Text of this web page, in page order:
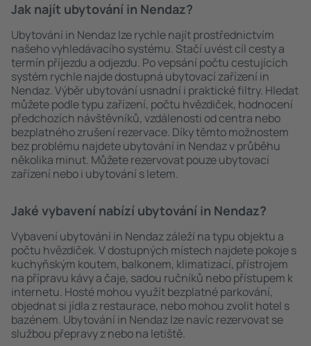
Jak najít ubytování in Nendaz?
Ubytování in Nendaz lze rychle najít prostřednictvím
našeho vyhledávacího systému. Stačí uvést cíl cesty a
termín příjezdu a odjezdu. Po vepsání počtu cestujících
systém rychle najde dostupná ubytovací zařízení in
Nendaz. Výběr ubytování usnadní i praktické filtry. Hledat
můžete podle typu zařízení, počtu hvězdiček, hodnocení
předchozích návštěvníků, vzdálenosti od centra nebo
bezplatného zrušení rezervace. Díky těmto možnostem
bez problému najdete ubytování in Nendaz v průběhu
několika minut. Můžete rezervovat pouze ubytovací
zařízení nebo i ubytování s letem.
Jaké vybavení nabízí ubytování in Nendaz?
Vybavení ubytování in Nendaz záleží na typu objektu a
počtu hvězdiček. V dostupných místech najdete pokoje s
kuchyňským koutem, balkonem, klimatizací, přístrojem
na přípravu kávy a čaje, sadou ručníků nebo přístupem k
internetu. Hosté mohou využít bezplatné parkování,
objednat si jídla z restaurace, nebo mohou zvolit hotel s
bazénem. Ubytování in Nendaz lze navíc rezervovat se
službou přepravy z nebo na letiště.